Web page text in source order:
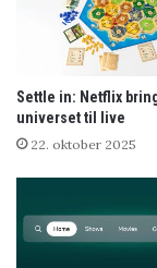
Settle in: Netflix
universet til live
22. oktober 2025